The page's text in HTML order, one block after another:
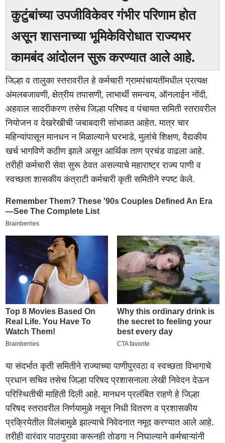
कुटुंबांच्या उपजीविकेवर गंभीर परिणाम होत
असून शासनाच्या भूमिकेविरोधात राज्यभर
कामबंद आंदोलन सुरू करण्यात आले आहे.
जिल्हा व तालुका स्तरावरील हे कर्मचारी ग्रामपंचायतींमधील प्रत्यक्ष
अंमलबजावणी, क्षेत्रीय तपासणी, लाभार्थी समन्वय, ऑनलाईन नोंदी,
अहवाल सादरीकरण तसेच जिल्हा परिषद व पंचायत समिती स्तरावरील
नियोजन व देखरेखीची जबाबदारी सांभाळत आहेत. मात्र चार
महिन्यांपासून मानधन न मिळाल्याने घरभाडे, मुलांचे शिक्षण, वैद्यकीय
खर्च भागविणे कठीण झाले असून आर्थिक ताण प्रचंड वाढला आहे.
तरीही कर्मचारी सेवा सुरू ठेवत असल्याचे महाराष्ट्र राज्य पाणी व
स्वच्छता शासकीय कंत्राटी कर्मचारी कृती समितीने स्पष्ट केले.
या संदर्भात कृती समितीने राज्याच्या पाणीपुरवठा व स्वच्छता विभागाचे
प्रधान सचिव तसेच जिल्हा परिषद प्रशासनाला लेखी निवेदन देऊन
परिस्थितीची माहिती दिली आहे. मानधन प्रलंबित राहणे हे जिल्हा
परिषद स्तरावरील निर्णयामुळे नसून निधी वितरण व प्रशासकीय
प्रक्रियेतील विलंबामुळे झाल्याचे निवेदनात नमूद करण्यात आले आहे.
तरीही वारंवार पाठपुरावा करूनही तोडगा न निघाल्याने कर्मचाऱ्यांनी